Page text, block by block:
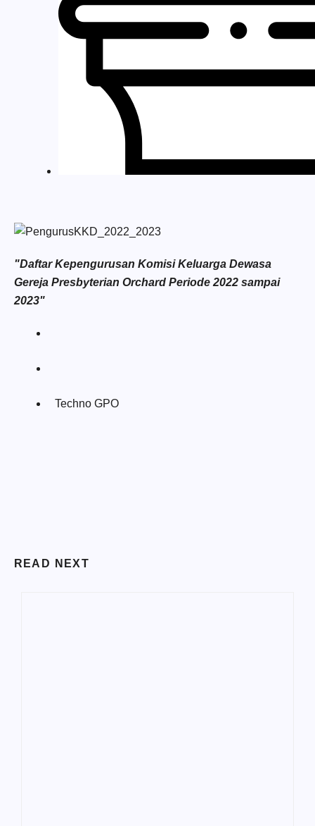
"Daftar Kepengurusan Komisi Keluarga Dewasa
Gereja Presbyterian Orchard Periode 2022 sampai
2023"
Techno GPO
READ NEXT